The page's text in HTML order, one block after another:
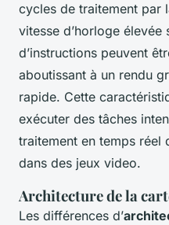
cycles de traitement par
vitesse d’horloge élevée
d’instructions peuvent
aboutissant à un rendu
rapide. Cette
exécuter des tâches
traitement en temps réel
dans des jeux video.
Architecture de la
Les différences d’